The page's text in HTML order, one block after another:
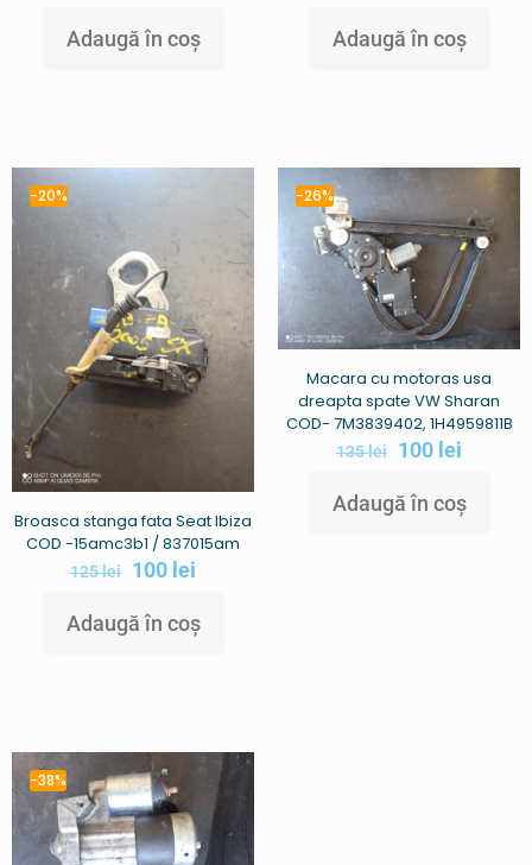
Adaugă în coș Adaugă în coș
-20%
Broasca stanga fata Seat Ibiza
COD -15amc3b1 / 837015am
125lei 100 lei
Adaugă în coș
-26%
Macara cu motoras usa
dreapta spate VW Sharan
COD- 7M3839402, 1H4959811B
135lei 100 lei
Adaugă în coș
-38%